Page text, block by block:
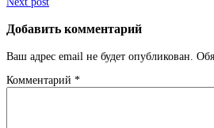
navigation
Добавить комментарий
Ваш адрес email не будет опубликован.
Комментарий *